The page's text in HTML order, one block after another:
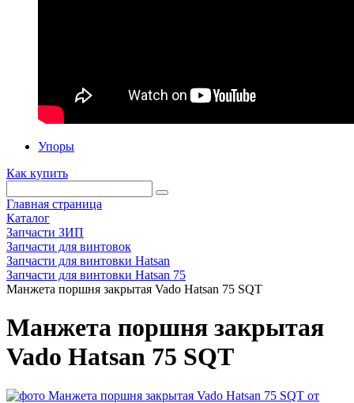
Упоры
Как купить
Главная страница
Каталог
Запчасти ЗИП
Запчасти для винтовок
Запчасти для винтовки Hatsan
Запчасти для винтовки Hatsan 75
Манжета поршня закрытая Vado Hatsan 75 SQT
Манжета поршня закрытая
Vado Hatsan 75 SQT